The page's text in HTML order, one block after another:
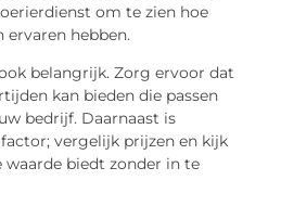
om te zien hoe
ervaren hebben.
belangrijk. Zorg ervoor dat
kan bieden die passen
bedrijf. Daarnaast is
vergelijk prijzen en kijk
waarde biedt zonder in te